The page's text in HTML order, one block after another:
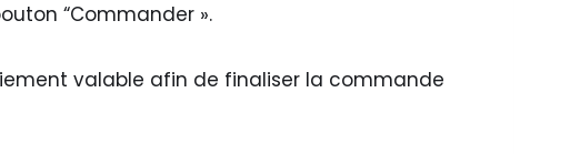
“Commander ».
valable afin de finaliser la commande